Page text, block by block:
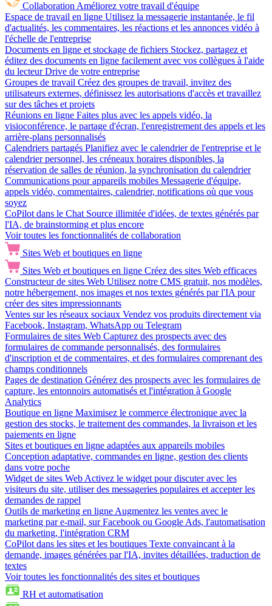
Collaboration Améliorez votre travail d'équipe
Espace de travail en ligne Utilisez la messagerie instantanée, le fil
d'actualités, les commentaires, les réactions et les annonces vidéo à
l'échelle de l'entreprise
Documents en ligne et stockage de fichiers Stockez, partagez et
éditez des documents en ligne facilement avec vos collègues à l'aide
du lecteur Drive de votre entreprise
Groupes de travail Créez des groupes de travail, invitez des
utilisateurs externes, définissez les autorisations d'accès et travaillez
sur des tâches et projets
Réunions en ligne Faites plus avec les appels vidéo, la
visioconférence, le partage d'écran, l'enregistrement des appels et les
arrière-plans personnalisés
Calendriers partagés Planifiez avec le calendrier de l'entreprise et le
calendrier personnel, les créneaux horaires disponibles, la
réservation de salles de réunion, la synchronisation du calendrier
Communications pour appareils mobiles Messagerie d'équipe,
appels vidéo, commentaires, calendrier, notifications où que vous
soyez
CoPilot dans le Chat Source illimitée d'idées, de textes générés par
l'IA, de brainstorming et plus encore
Voir toutes les fonctionnalités de collaboration
Sites Web et boutiques en ligne
Sites Web et boutiques en ligne Créez des sites Web efficaces
Constructeur de sites Web Utilisez notre CMS gratuit, nos modèles,
notre hébergement, nos images et nos textes générés par l'IA pour
créer des sites impressionnants
Ventes sur les réseaux sociaux Vendez vos produits directement via
Facebook, Instagram, WhatsApp ou Telegram
Formulaires de sites Web Capturez des prospects avec des
formulaires de commande personnalisés, des formulaires
d'inscription et de commentaires, et des formulaires comprenant des
champs conditionnels
Pages de destination Générez des prospects avec les formulaires de
capture, les entonnoirs automatisés et l'intégration à Google
Analytics
Boutique en ligne Maximisez le commerce électronique avec la
gestion des stocks, le traitement des commandes, la livraison et les
paiements en ligne
Sites et boutiques en ligne adaptées aux appareils mobiles
Conception adaptative, commandes en ligne, gestion des clients
dans votre poche
Widget de sites Web Activez le widget pour discuter avec les
visiteurs du site, utiliser des messageries populaires et accepter les
demandes de rappel
Outils de marketing en ligne Augmentez les ventes avec le
marketing par e-mail, sur Facebook ou Google Ads, l'automatisation
du marketing, l'intégration CRM
CoPilot dans les sites et les boutiques Texte convaincant à la
demande, images générées par l'IA, invites détaillées, traduction de
textes
Voir toutes les fonctionnalités des sites et boutiques
RH et automatisation